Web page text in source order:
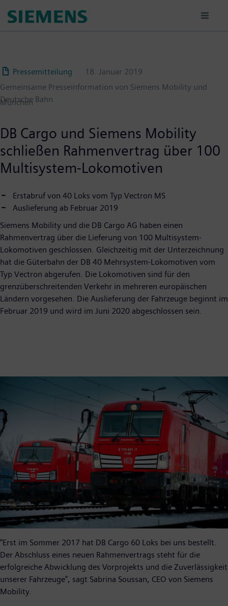
para
Pressemitteilung
18. Januar 2019
Gemeinsame Presseinformation von Siemens Mobility und
Deutsche Bahn
München
DB Cargo und Siemens Mobility
schließen Rahmenvertrag über 100
Multisystem-Lokomotiven
Erstabruf von 40 Loks vom Typ Vectron MS
Auslieferung ab Februar 2019
Siemens Mobility und die DB Cargo AG haben einen
Rahmenvertrag über die Lieferung von 100 Multisystem-
Lokomotiven geschlossen. Gleichzeitig mit der Unterzeichnung
hat die Güterbahn der DB 40 Mehrsystem-Lokomotiven vom
Typ Vectron abgerufen. Die Lokomotiven sind für den
grenzüberschreitenden Verkehr in mehreren europäischen
Ländern vorgesehen. Die Auslieferung der Fahrzeuge beginnt im
Februar 2019 und wird im Juni 2020 abgeschlossen sein.
"Erst im Sommer 2017 hat DB Cargo 60 Loks bei uns bestellt.
Der Abschluss eines neuen Rahmenvertrags steht für die
erfolgreiche Abwicklung des Vorprojekts und die Zuverlässigkeit
unserer Fahrzeuge", sagt Sabrina Soussan, CEO von Siemens
Mobility.